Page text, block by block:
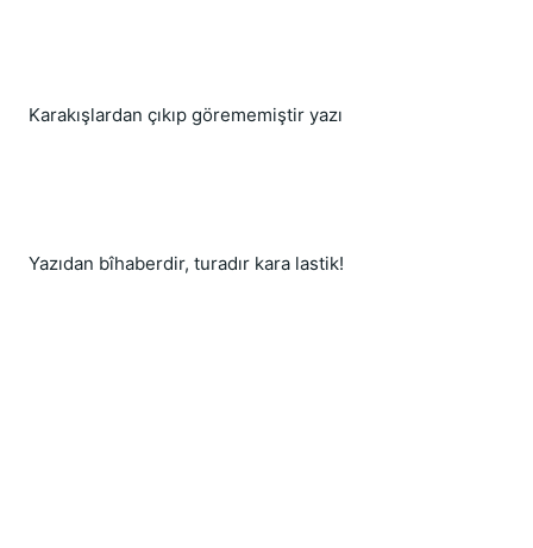
Karakışlardan çıkıp görememiştir yazı
Yazıdan bîhaberdir, turadır kara lastik!